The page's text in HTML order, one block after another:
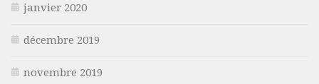
janvier 2020
décembre 2019
novembre 2019